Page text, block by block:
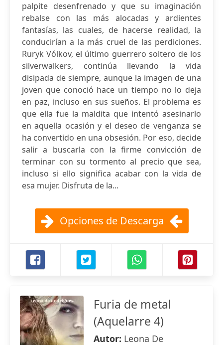
palpite desenfrenado y que su imaginación
rebalse con las más alocadas y ardientes
fantasías, las cuales, de hacerse realidad, la
conducirían a la más cruel de las perdiciones.
Ruryk Vólkov, el último guerrero soltero de los
silverwalkers, continúa llevando la vida
disipada de siempre, aunque la imagen de una
joven que conoció hace un tiempo no lo deja
en paz, incluso en sus sueños. El problema es
que ella fue la maldita que intentó asesinarlo
en aquella ocasión y el deseo de venganza se
ha convertido en una obsesión. Por eso, decide
salir a buscarla con la firme convicción de
terminar con su tormento al precio que sea,
incluso si ello significa acabar con la vida de
esa mujer. Disfruta de la...
Opciones de Descarga
Furia de metal
(Aquelarre 4)
Autor: Leona De